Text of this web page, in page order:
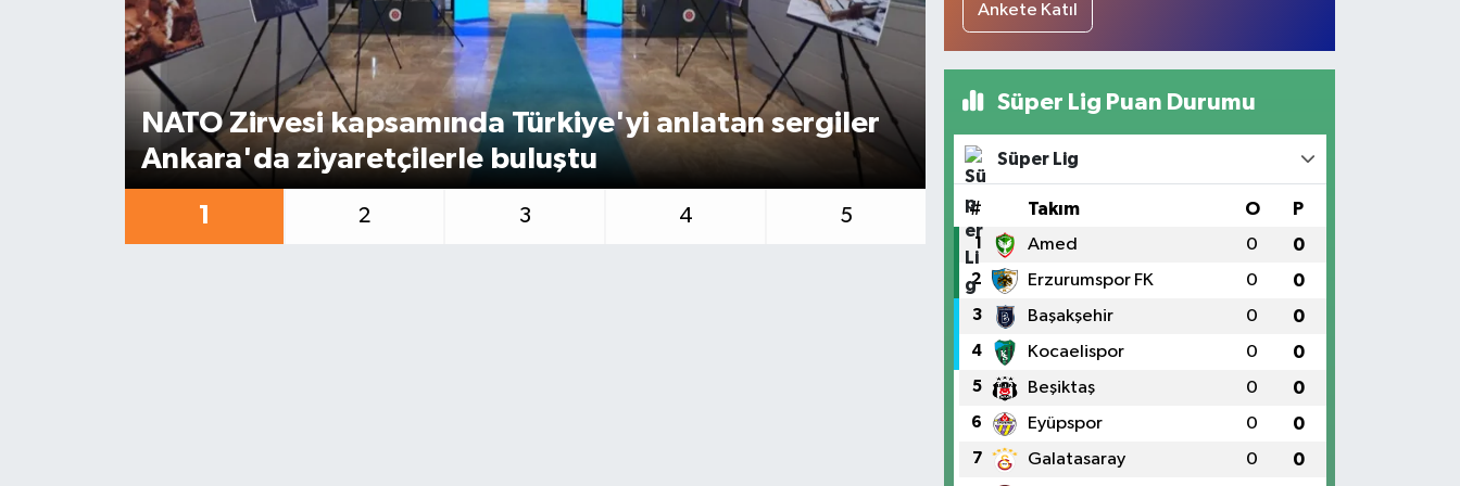
NATO Zirvesi kapsamında Türkiye'yi anlatan sergiler
Ankara'da ziyaretçilerle buluştu
Cumhurbaşkanı Erdoğan, Irak
1 2 3 4 5
Ankete Katıl
Süper Lig Puan Durumu
Süper Lig
# Takım O P
1 Amed 0 0
2 Erzurumspor FK 0 0
3 Başakşehir 0 0
4 Kocaelispor 0 0
5 Beşiktaş 0 0
6 Eyüpspor 0 0
7 Galatasaray 0 0